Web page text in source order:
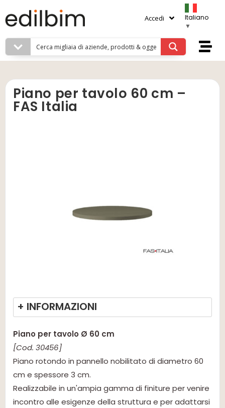
Accedi
Italiano
▼
Piano per tavolo 60 cm –
FAS Italia
+ INFORMAZIONI
Piano per tavolo Ø 60 cm
[Cod. 30456]
Piano rotondo in pannello nobilitato di diametro 60
cm e spessore 3 cm.
Realizzabile in un'ampia gamma di finiture per venire
incontro alle esigenze della struttura e per adattarsi